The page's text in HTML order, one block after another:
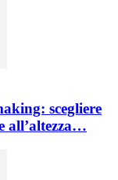
scegliere
all’altezza…